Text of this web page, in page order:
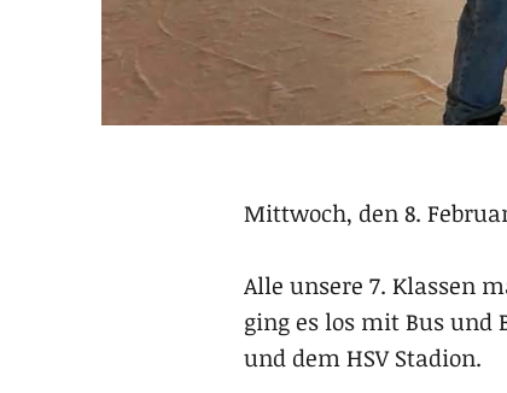
Mittwoch, den 8.
Alle unsere 7. Klassen
ging es los mit Bus und
und dem HSV Stadion.